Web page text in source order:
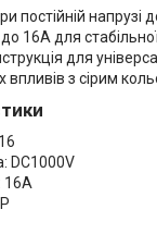
постійній напрузі
16A для
для
впливів з сірим
DC1000V
16A